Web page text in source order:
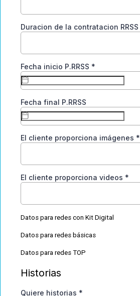
Duracion de la contratacion RRSS
Fecha inicio P.RRSS *
Fecha final P.RRSS
El cliente proporciona imágenes *
El cliente proporciona videos *
Datos para redes con Kit Digital
Datos para redes básicas
Datos para redes TOP
Historias
Quiere historias *